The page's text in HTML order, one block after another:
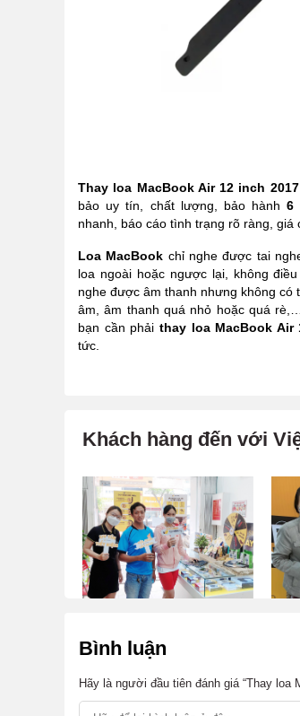
Thay loa MacBook Air 12 inch 2017
bảo uy tín, chất lượng, bảo hành6
nhanh, báo cáo tình trạng rõ ràng, giá
Loa MacBook chỉ nghe được tai
loa ngoài hoặc ngược lại, không
nghe được âm thanh nhưng không có
âm, âm thanh quá nhỏ hoặc quá
bạn cần phải thay loa MacBook Air
tức.
Khách hàng đến với
Bình luận
Hãy là người đầu tiên đánh giá “Thay loa